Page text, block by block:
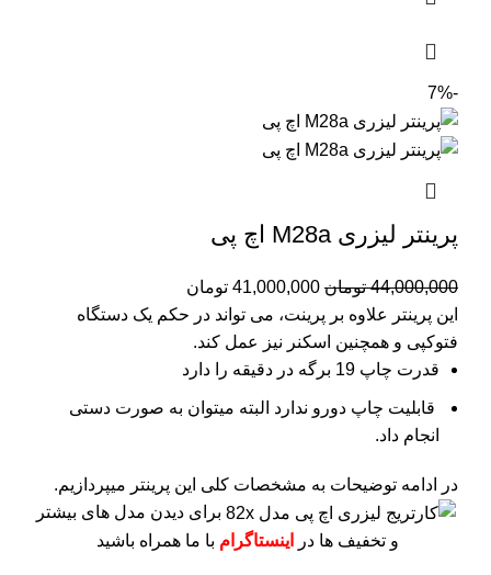
-7%
پرینتر لیزری M28a اچ پی
44,000,000 تومان 41,000,000 تومان
این پرینتر علاوه بر پرینت، می تواند در حکم یک دستگاه
فتوکپی و همچنین اسکنر نیز عمل کند.
قدرت چاپ 19 برگه در دقیقه را دارد
قابلیت چاپ دورو ندارد البته میتوان به صورت دستی
انجام داد.
در ادامه توضیحات به مشخصات کلی این پرینتر میپردازیم.
برای دیدن مدل های بیشتر
و تخفیف ها در
اینستاگرام با ما همراه باشید